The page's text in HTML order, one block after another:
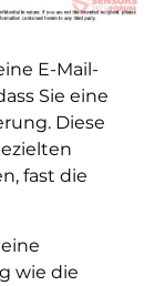
E-Mail-
Sie eine
Diese
fast die
wie die